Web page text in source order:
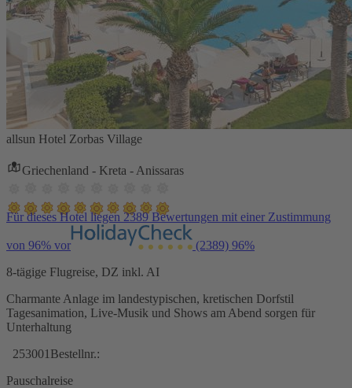
allsun Hotel Zorbas Village
Griechenland - Kreta - Anissaras
Für dieses Hotel liegen 2389 Bewertungen mit einer Zustimmung
von 96% vor (2389) 96%
8-tägige Flugreise, DZ inkl. AI
Charmante Anlage im landestypischen, kretischen Dorfstil
Tagesanimation, Live-Musik und Shows am Abend sorgen für
Unterhaltung
253001 Bestellnr.:
Pauschalreise